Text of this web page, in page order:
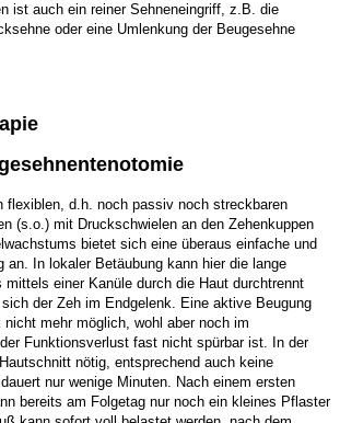
ist auch ein reiner Sehneneingriff, z.B. die
oder eine Umlenkung der Beugesehne
flexiblen, d.h. noch passiv noch streckbaren
(s.o.) mit Druckschwielen an den Zehenkuppen
bietet sich eine überaus einfache und
an. In lokaler Betäubung kann hier die lange
mittels einer Kanüle durch die Haut durchtrennt
der Zeh im Endgelenk. Eine aktive Beugung
mehr möglich, wohl aber noch im
Funktionsverlust fast nicht spürbar ist. In der
nötig, entsprechend auch keine
nur wenige Minuten. Nach einem ersten
bereits am Folgetag nur noch ein kleines Pflaster